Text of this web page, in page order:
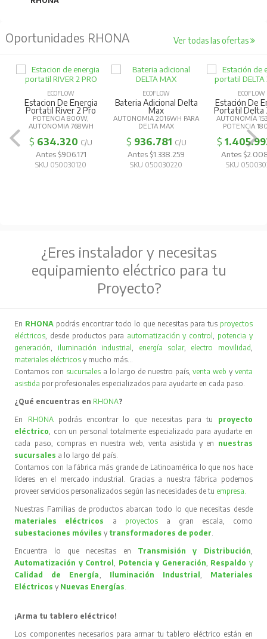
Oportunidades RHONA Ver todas las ofertas
ECOFLOW
Estacion De Energia
Portatil River 2 Pro
POTENCIA 800W,
AUTONOMIA 768WH
$ 634.320 C/U
Antes $906.171
SKU 050030120
ECOFLOW
Bateria Adicional Delta
Max
AUTONOMIA 2016WH PARA
DELTA MAX
$ 936.781 C/U
Antes $1.338.259
SKU 050030220
ECOFLOW
Estación De
Portatil Delta
AUTONOMÍA
POTENCIA
$
Antes
SKU
¿Eres instalador y necesitas
equipamiento eléctrico para tu
Proyecto?
En RHONA podrás encontrar todo lo que necesitas para tus proyectos
eléctricos , desde productos para automatización y control
potencia y
generación
iluminación industrial energía solar, electro movilidad
materiales eléctricos y mucho más…
Contamos con sucursales a lo largo de nuestro país,venta web y venta
asistida por profesionales especializados para ayudarte en cada paso.
¿Qué encuentras en RHONA?
En RHONA podrás encontrar lo que necesitas para tu proyecto
eléctrico , con un personal totalmente especializado para ayudarte en
cada paso, compras en nuestra web, venta asistida y en nuestras
sucursales a lo largo del país.
Contamos con la fábrica más grande de Latinoamérica lo que nos hace
líderes en el mercado industrial. Gracias a nuestra fábrica podemos
proveer servicios personalizados según las necesidades de tu empresa
Nuestras Familias de productos abarcan todo lo que necesitas desde
materiales eléctricos
a proyectos
a gran escala, como
subestaciones móvilesy transformadores de poder
Encuentra lo que necesitas en Transmisión y Distribución
Automatización y Control
Potencia y Generación Respaldo y
Calidad de Energía
Iluminación Industrial
Materiales
Eléctricos y Nuevas Energías
¡Arma tu tablero eléctrico!
Los componentes necesarios para armar tu tablero eléctrico están en